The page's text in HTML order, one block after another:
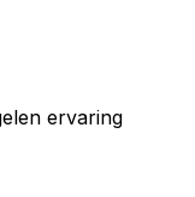
ervaring